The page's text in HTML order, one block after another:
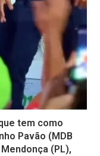
tem como
Pavão (MDB
(PL),